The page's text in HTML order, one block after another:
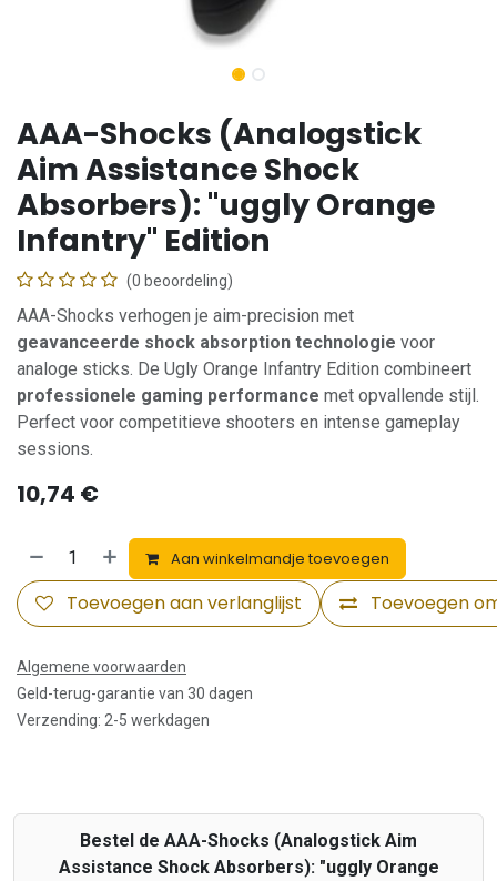
AAA-Shocks (Analogstick
Aim Assistance Shock
Absorbers): "uggly Orange
Infantry" Edition
(0 beoordeling)
AAA-Shocks verhogen je aim-precision met
geavanceerde shock absorption technologie voor
analoge sticks. De Ugly Orange Infantry Edition combineert
professionele gaming performance met opvallende stijl.
Perfect voor competitieve shooters en intense gameplay
sessions.
10,74 €
Aan winkelmandje toevoegen
Toevoegen
Toevoegen aan verlanglijst
Algemene voorwaarden
Geld-terug-garantie van 30 dagen
Verzending: 2-5 werkdagen
Bestel de AAA-Shocks (Analogstick Aim
Assistance Shock Absorbers): "uggly Orange